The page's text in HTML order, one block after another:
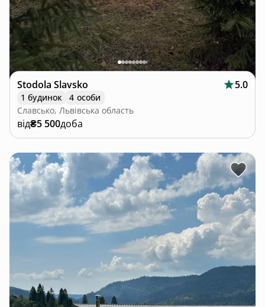
Stodola Slavsko 5.0
1 будинок
4 особи
Славсько, Львівська область
від₴5 500доба